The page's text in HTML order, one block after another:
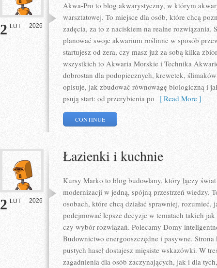
2 LUT 2026
Akwa-Pro to blog akwarystyczny, w którym
warsztatowej. To miejsce dla osób, które chcą
zadęcia, za to z naciskiem na realne rozwiązania.
planować swoje akwarium roślinne w sposób
startujesz od zera, czy masz już za sobą kilka
wszystkich to Akwaria Morskie i Technika
dobrostan dla podopiecznych, krewetek,
opisuje, jak zbudować równowagę biologiczną i
psują start: od przerybienia po [ Read More ]
CONTINUE
2 LUT 2026
Łazienki i kuchnie
Kursy Marko to blog budowlany, który łączy
modernizacji w jedną, spójną przestrzeń wiedzy.
osobach, które chcą działać sprawniej,
podejmować lepsze decyzje w tematach takich
czy wybór rozwiązań. Polecamy Domy
Budownictwo energooszczędne i pasywne.
pustych haseł dostajesz mięsiste wskazówki. W
zagadnienia dla osób zaczynających, jak i dla